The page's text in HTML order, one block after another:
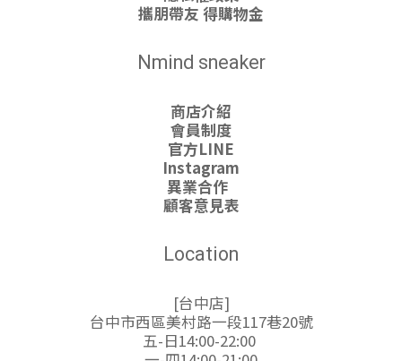
攜朋帶友 得購物金
Nmind sneaker
商店介紹
會員制度
官方LINE
Instagram
異業合作
顧客意見表
Location
[台中店]
台中市西區美村路一段117巷20號
五-日14:00-22:00